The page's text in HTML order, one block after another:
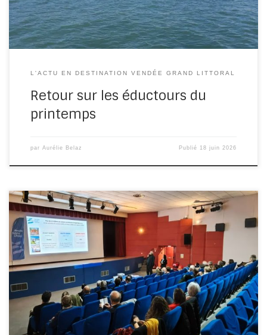
L'ACTU EN DESTINATION VENDÉE GRAND LITTORAL
Retour sur les éductours du
printemps
par Aurélie Belaz Publié 18 juin 2026
Les tendances clés de la saison 2025 L’année 2025 en
Pays de la Loire est jugée positive pour six professionnels
[…]